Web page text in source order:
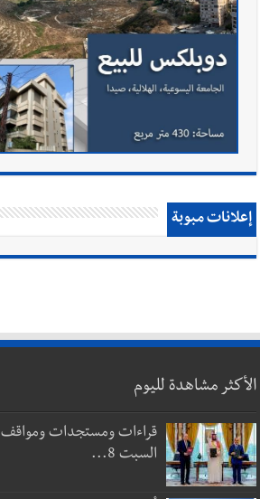
إعلانات مبوبة
الأكثر مشاهدة لليوم
قراءات ومستجدات ومواقف
السبت 8...